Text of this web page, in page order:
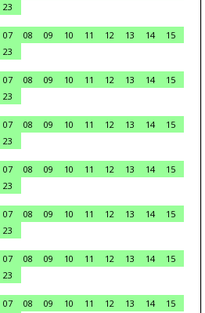
23
07 08 09 10 11 12 13 14
15
23
07 08 09 10 11 12 13 14
15
23
07 08 09 10 11 12 13 14
15
23
07 08 09 10 11 12 13 14
15
23
07 08 09 10 11 12 13 14
15
23
07 08 09 10 11 12 13 14
15
23
07 08 09 10 11 12 13 14
15